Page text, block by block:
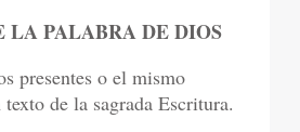
LA PALABRA DE DIOS
presentes o el mismo
de la sagrada Escritura.